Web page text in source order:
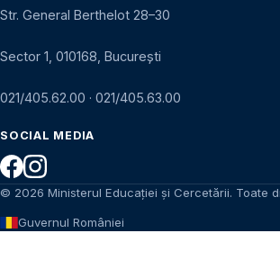
Str. General Berthelot 28–30
Sector 1, 010168, București
021/405.62.00 · 021/405.63.00
SOCIAL MEDIA
© 2026 Ministerul Educației și Cercetării. Toate
Guvernul României